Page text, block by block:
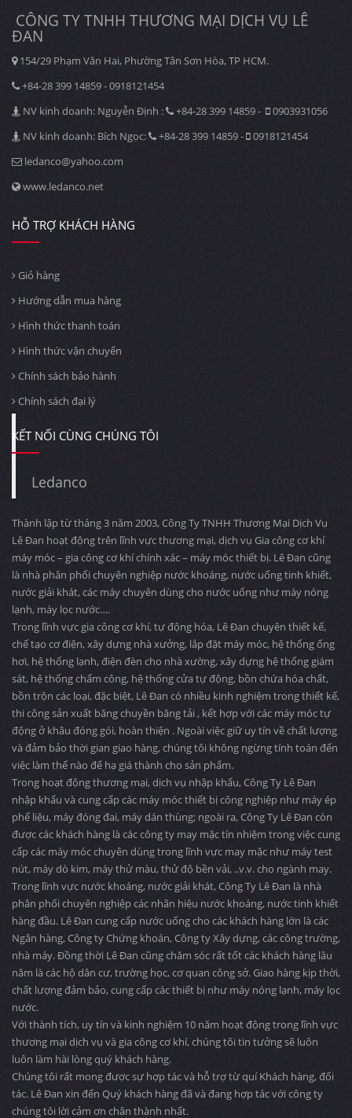
CÔNG TY TNHH THƯƠNG MẠI DỊCH VỤ LÊ
ĐAN
154/29 Phạm Văn Hai, Phường Tân Sơn Hòa, TP HCM.
+84-28 399 14859 - 0918121454
NV kinh doanh: Nguyễn Định :
+84-28 399 14859 -
0903931056
NV kinh doanh: Bích Ngọc:
+84-28 399 14859 -
0918121454
ledanco@yahoo.com
www.ledanco.net
HỖ TRỢ KHÁCH HÀNG
Giỏ hàng
Hướng dẫn mua hàng
Hình thức thanh toán
Hình thức vận chuyển
Chính sách bảo hành
Chính sách đại lý
KẾT NỐI CÙNG CHÚNG TÔI
Ledanco
Thành lập từ tháng 3 năm 2003, Công Ty TNHH Thương Mại Dịch Vụ
Lê Đan hoạt động trên lĩnh vực thương mại, dịch vụ Gia công cơ khí
máy móc – gia công cơ khí chính xác – máy móc thiết bị. Lê Đan cũng
là nhà phân phối chuyên nghiệp nước khoáng, nước uống tinh khiết,
nước giải khát, các máy chuyên dùng cho nước uống như máy nóng
lạnh, máy lọc nước….
Trong lĩnh vực gia công cơ khí, tự động hóa, Lê Đan chuyên thiết kế,
chế tạo cơ điện, xây dựng nhà xưởng, lắp đặt máy móc, hệ thống ống
hơi, hệ thống lạnh, điện đèn cho nhà xường, xây dựng hệ thống giám
sát, hệ thống chấm công, hệ thống cửa tự động, bồn chứa hóa chất,
bồn trộn các loại, đặc biệt, Lê Đan có nhiều kinh nghiệm trong thiết kế,
thi công sản xuất băng chuyền băng tải , kết hợp với các máy móc tự
động ở khâu đóng gói, hoàn thiện . Ngoài việc giữ uy tín về chất lượng
và đảm bảo thời gian giao hàng, chúng tôi không ngừng tính toán đến
việc làm thế nào để hạ giá thành cho sản phẩm.
Trong hoạt động thương mại, dịch vụ nhập khẩu, Công Ty Lê Đan
nhập khẩu và cung cấp các máy móc thiết bị công nghiệp như máy ép
phế liệu, máy đóng đai, máy dán thùng; ngoài ra, Công Ty Lê Đan còn
được các khách hàng là các công ty may mặc tín nhiệm trong việc cung
cấp các máy móc chuyên dùng trong lĩnh vực may mặc như máy test
nút, máy dò kim, máy thử màu, thử độ bền vải, ..v.v. cho ngành may.
Trong lĩnh vực nước khoáng, nước giải khát, Công Ty Lê Đan là nhà
phân phối chuyên nghiệp các nhãn hiệu nước khoáng, nước tinh khiết
hàng đầu. Lê Đan cung cấp nước uống cho các khách hàng lớn là các
Ngân hàng, Công ty Chứng khoán, Công ty Xây dựng, các công trường,
nhà máy. Đồng thời Lê Đan cũng chăm sóc rất tốt các khách hàng lâu
năm là các hộ dân cư, trường học, cơ quan công sở. Giao hàng kịp thời,
chất lượng đảm bảo, cung cấp các thiết bị như máy nóng lạnh, máy lọc
nước.
Với thành tích, uy tín và kinh nghiệm 10 năm hoạt động trong lĩnh vực
thương mại dịch vụ và gia công cơ khí, chúng tôi tin tưởng sẽ luôn
luôn làm hài lòng quý khách hàng.
Chúng tôi rất mong được sự hợp tác và hỗ trợ từ quí Khách hàng, đối
tác. Lê Đan xin đến Quý khách hàng đã và đang hợp tác với công ty
chúng tôi lời cảm ơn chân thành nhất.